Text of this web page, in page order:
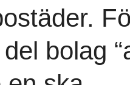
bolag